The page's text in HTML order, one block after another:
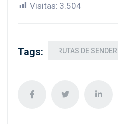
Visitas: 3.504
Tags: RUTAS DE